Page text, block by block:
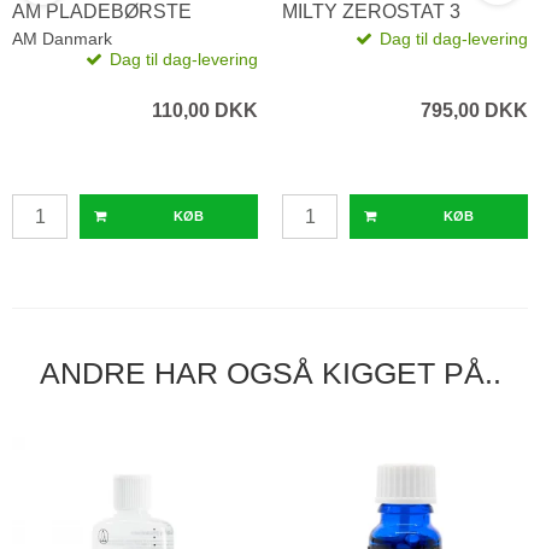
AM PLADEBØRSTE
AM Danmark
Dag til dag-levering
110,00 DKK
KØB
MILTY ZEROSTAT 3
Dag til dag-levering
795,00 DKK
KØB
ANDRE HAR OGSÅ KIGGET PÅ..